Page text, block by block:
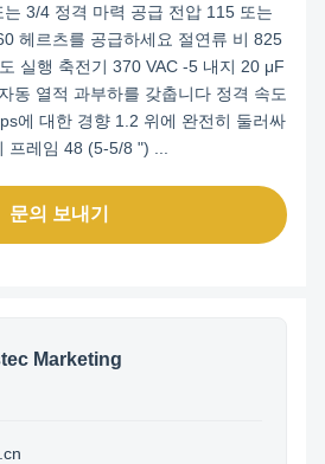
3/4 정격 마력 공급 전압 115 또는
헤르츠를 공급하세요 절연류 비 825
실행 축전기 370 VAC -5 내지 20 μF
동 열적 과부하를 갖춥니다 정격 속도
에 대한 경향 1.2 위에 완전히 둘러싸
프레임 48 (5-5/8 ") ...
문의 보내기
Marketing